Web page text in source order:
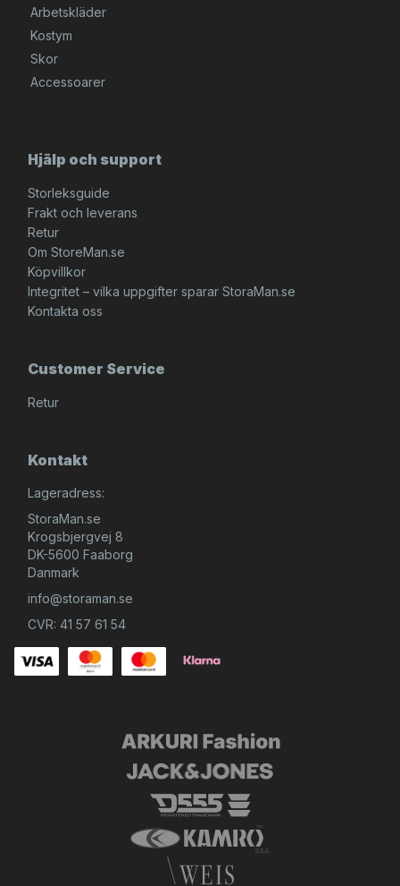
Arbetskläder
Kostym
Skor
Accessoarer
Hjälp och support
Storleksguide
Frakt och leverans
Retur
Om StoreMan.se
Köpvillkor
Integritet – vilka uppgifter sparar StoraMan.se
Kontakta oss
Customer Service
Retur
Kontakt
Lageradress:
StoraMan.se
Krogsbjergvej 8
DK-5600 Faaborg
Danmark
info@storaman.se
CVR: 41 57 61 54